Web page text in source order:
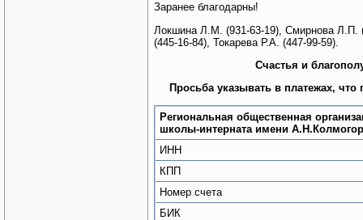
Заранее благодарны!
Локшина Л.М. (931-63-19), Смирнова Л.П.
(445-16-84), Токарева Р.А. (447-99-59).
Счастья и
Просьба указывать в платежах,
Региональная общественная
школы-интерната имени
ИНН
КПП
Номер счета
БИК